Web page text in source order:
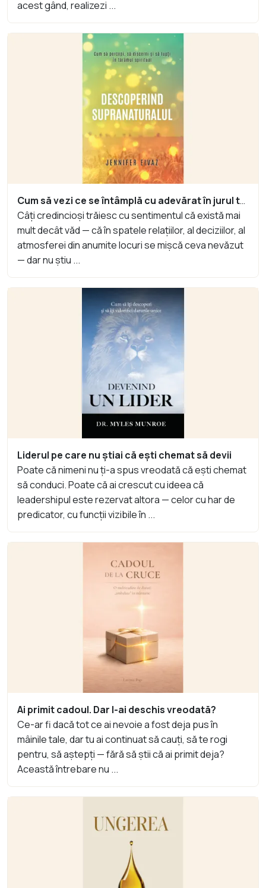
acest gând, realizezi ...
Cum să vezi ce se întâmplă cu adevărat în jurul tău — spiritual
Câți credincioși trăiesc cu sentimentul că există mai
mult decât văd — că în spatele relațiilor, al deciziilor, al
atmosferei din anumite locuri se mișcă ceva nevăzut
— dar nu știu ...
Liderul pe care nu știai că ești chemat să devii
Poate că nimeni nu ți-a spus vreodată că ești chemat
să conduci. Poate că ai crescut cu ideea că
leadershipul este rezervat altora — celor cu har de
predicator, cu funcții vizibile în ...
Ai primit cadoul. Dar l-ai deschis vreodată?
Ce-ar fi dacă tot ce ai nevoie a fost deja pus în
mâinile tale, dar tu ai continuat să cauți, să te rogi
pentru, să aștepți — fără să știi că ai primit deja?
Această întrebare nu ...